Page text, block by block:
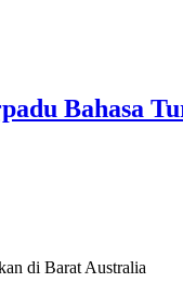
Bahasa
di Barat Australia